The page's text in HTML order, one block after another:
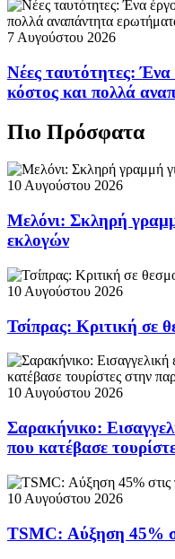
7 Αυγούστου 2026
Νέες ταυτότητες:
κόστος και πολλά
Πιο Πρόσφατα
10 Αυγούστου 2026
Μελόνι: Σκληρή
εκλογών
10 Αυγούστου 2026
Τσίπρας: Κριτική σε
10 Αυγούστου 2026
Σαρακήνικο:
που κατέβασε
10 Αυγούστου 2026
TSMC: Αύξηση 45%